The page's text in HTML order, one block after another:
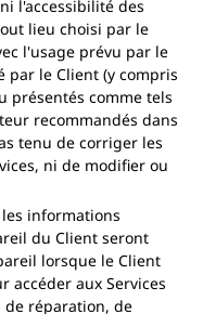
l'accessibilité des
lieu choisi par le
l'usage prévu par le
par le Client (y compris
présentés comme tels
recommandés dans
tenu de corriger les
ni de modifier ou
informations
du Client seront
lorsque le Client
accéder aux Services
de réparation, de